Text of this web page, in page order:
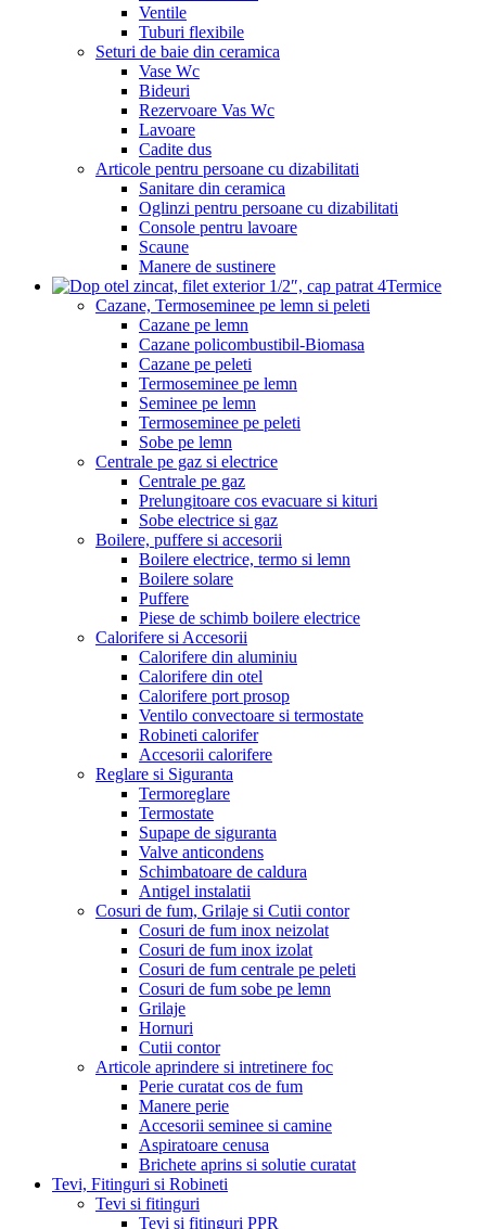
Ventile
Tuburi flexibile
Seturi de baie din ceramica
Vase Wc
Bideuri
Rezervoare Vas Wc
Lavoare
Cadite dus
Articole pentru persoane cu dizabilitati
Sanitare din ceramica
Oglinzi pentru persoane cu dizabilitati
Console pentru lavoare
Scaune
Manere de sustinere
Termice
Cazane, Termoseminee pe lemn si peleti
Cazane pe lemn
Cazane policombustibil-Biomasa
Cazane pe peleti
Termoseminee pe lemn
Seminee pe lemn
Termoseminee pe peleti
Sobe pe lemn
Centrale pe gaz si electrice
Centrale pe gaz
Prelungitoare cos evacuare si kituri
Sobe electrice si gaz
Boilere, puffere si accesorii
Boilere electrice, termo si lemn
Boilere solare
Puffere
Piese de schimb boilere electrice
Calorifere si Accesorii
Calorifere din aluminiu
Calorifere din otel
Calorifere port prosop
Ventilo convectoare si termostate
Robineti calorifer
Accesorii calorifere
Reglare si Siguranta
Termoreglare
Termostate
Supape de siguranta
Valve anticondens
Schimbatoare de caldura
Antigel instalatii
Cosuri de fum, Grilaje si Cutii contor
Cosuri de fum inox neizolat
Cosuri de fum inox izolat
Cosuri de fum centrale pe peleti
Cosuri de fum sobe pe lemn
Grilaje
Hornuri
Cutii contor
Articole aprindere si intretinere foc
Perie curatat cos de fum
Manere perie
Accesorii seminee si camine
Aspiratoare cenusa
Brichete aprins si solutie curatat
Tevi, Fitinguri si Robineti
Tevi si fitinguri
Tevi si fitinguri PPR